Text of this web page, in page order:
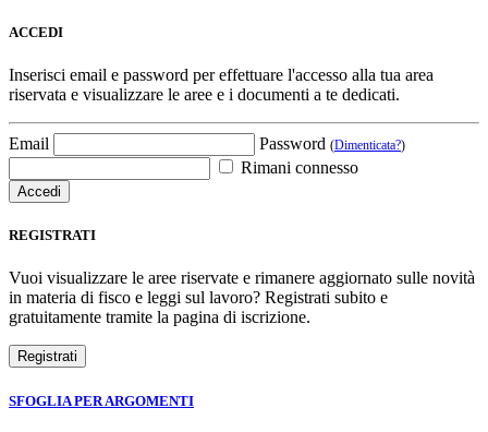
ACCEDI
Inserisci email e password per effettuare l'accesso alla tua area
riservata e visualizzare le aree e i documenti a te dedicati.
Email Password (Dimenticata?)
Rimani connesso
REGISTRATI
Vuoi visualizzare le aree riservate e rimanere aggiornato sulle novità
in materia di fisco e leggi sul lavoro? Registrati subito e
gratuitamente tramite la pagina di iscrizione.
SFOGLIA PER ARGOMENTI